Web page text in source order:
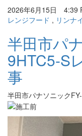
2026年6月15日 4:39
レンジフード , リンナ
半田市パ
9HTC5-S
事
半田市パナソニック